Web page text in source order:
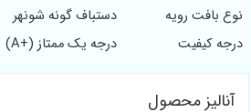
نوع بافت رویه
دستباف گونه شونهر
درجه کیفیت
درجه یک ممتاز (+A)
آنالیز محصول